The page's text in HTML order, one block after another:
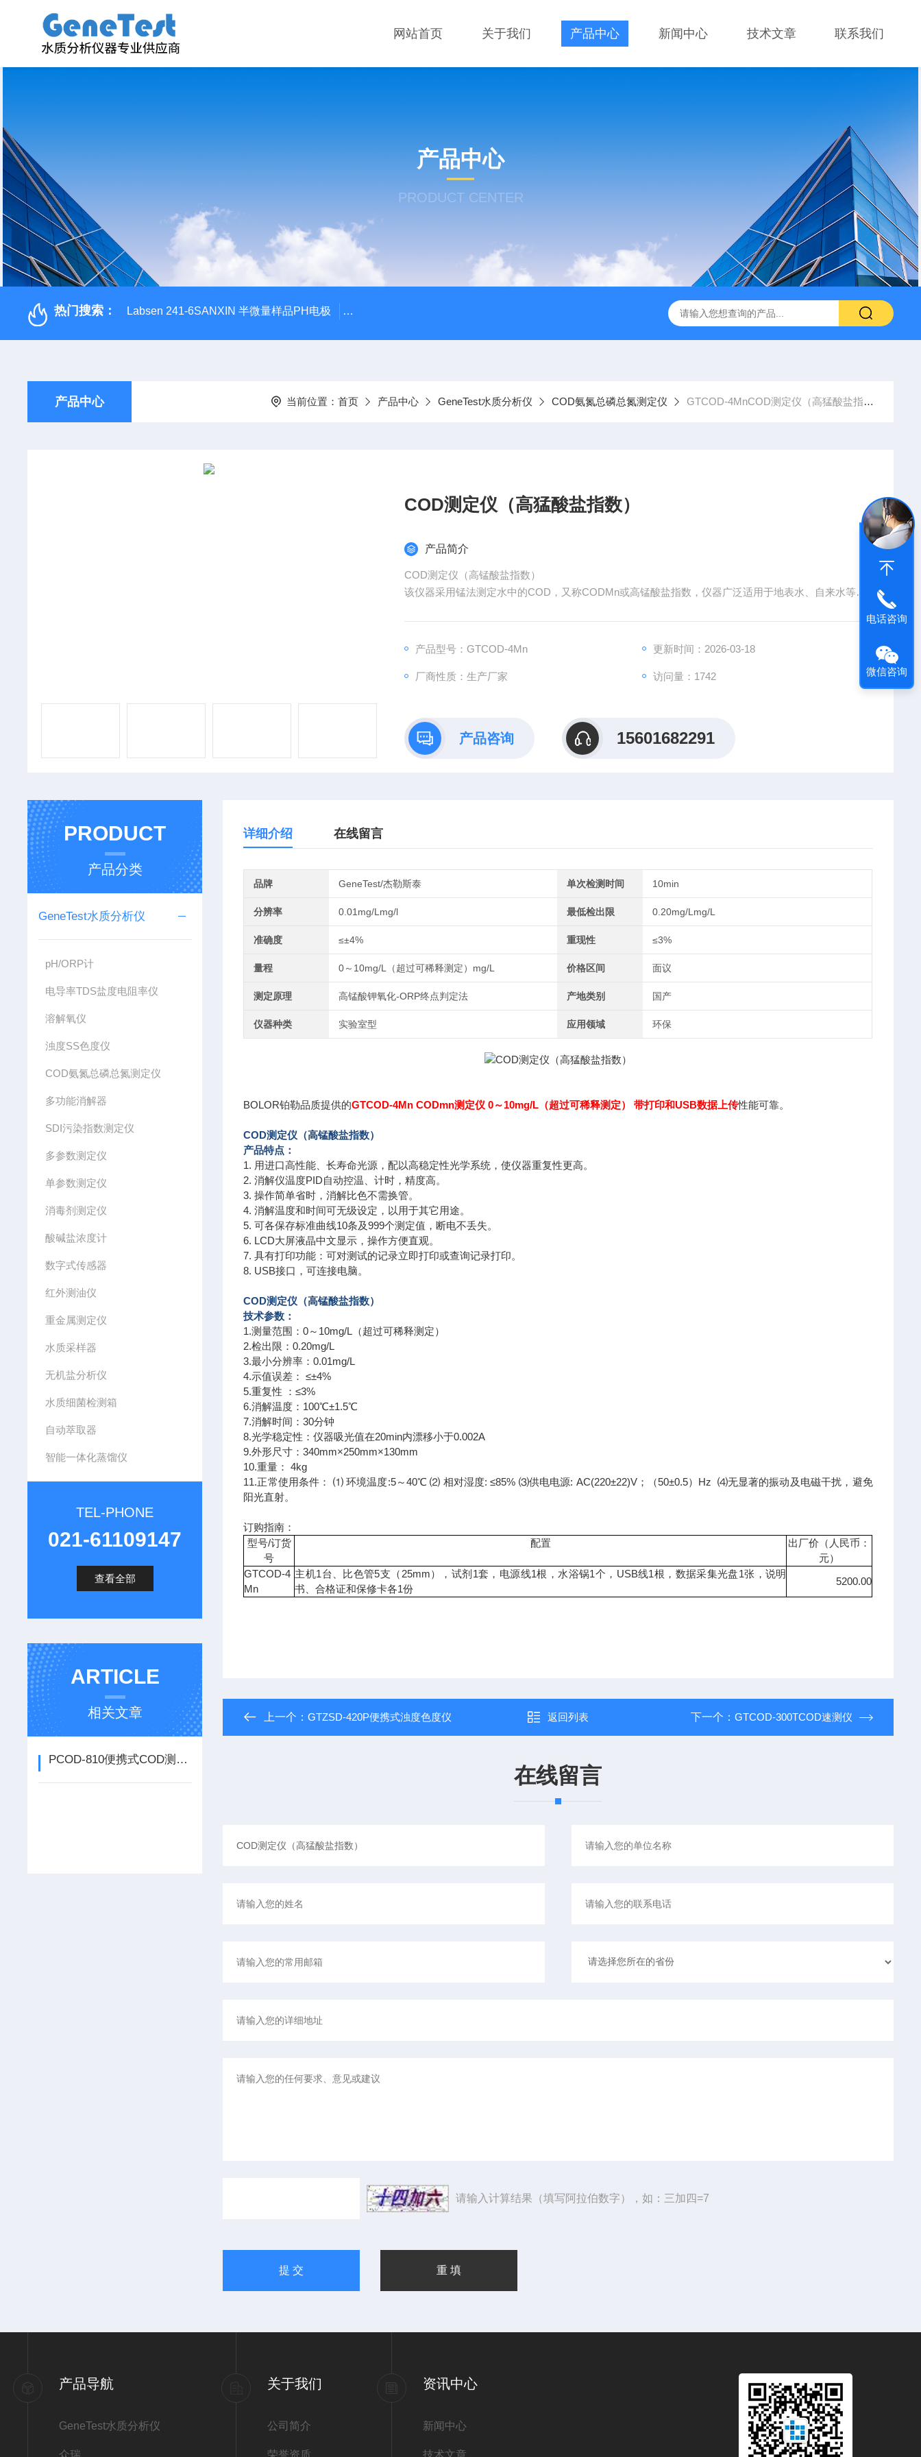
网站首页 关于我们 产品中心 新闻中心 技术文章 联系我们
产品中心
PRODUCT CENTER
热门搜索： Labsen 241-6SANXIN 半微量样品PH电极 SDI-47手动SDI污染指数测定仪，携带方便，轻巧 9385100DR900便携式多参数水质分析仪 GTOX-700便携式
产品中心 当前位置：首页 产品中心 GeneTest水质分析仪 COD氨氮总磷总氮测定仪 GTCOD-4MnCOD测定仪（高猛酸盐指数）
COD测定仪（高猛酸盐指数）
产品简介
COD测定仪（高锰酸盐指数）
该仪器采用锰法测定水中的COD，又称CODMn或高锰酸盐指数，仪器广泛适用于地表水、自来水等低
产品型号：GTCOD-4Mn 更新时间：2026-03-18
厂商性质：生产厂家 访问量：1742
产品咨询 15601682291
PRODUCT
产品分类
GeneTest水质分析仪
pH/ORP计
电导率TDS盐度电阻率仪
溶解氧仪
浊度SS色度仪
COD氨氮总磷总氮测定仪
多功能消解器
SDI污染指数测定仪
多参数测定仪
单参数测定仪
消毒剂测定仪
酸碱盐浓度计
数字式传感器
红外测油仪
重金属测定仪
水质采样器
无机盐分析仪
水质细菌检测箱
自动萃取器
智能一体化蒸馏仪
TEL-PHONE
021-61109147
查看全部
ARTICLE
相关文章
PCOD-810便携式COD测定仪，实现*便携
详细介绍 在线留言
品牌 GeneTest/杰勒斯泰 单次检测时间 10min
分辨率 0.01mg/Lmg/l 最低检出限 0.20mg/Lmg/L
准确度 ≤±4% 重现性 ≤3%
量程 0～10mg/L（超过可稀释测定）mg/L 价格区间 面议
测定原理 高锰酸钾氧化-ORP终点判定法 产地类别 国产
仪器种类 实验室型 应用领域 环保
BOLOR铂勒品质提供的GTCOD-4Mn CODmn测定仪 0～10mg/L（超过可稀释测定） 带打印和USB数据上传性能可靠。
COD测定仪（高锰酸盐指数）
产品特点：
1. 用进口高性能、长寿命光源，配以高稳定性光学系统，使仪器重复性更高。
2. 消解仪温度PID自动控温、计时，精度高。
3. 操作简单省时，消解比色不需换管。
4. 消解温度和时间可无级设定，以用于其它用途。
5. 可各保存标准曲线10条及999个测定值，断电不丢失。
6. LCD大屏液晶中文显示，操作方便直观。
7. 具有打印功能：可对测试的记录立即打印或查询记录打印。
8. USB接口，可连接电脑。
COD测定仪（高锰酸盐指数）
技术参数：
1.测量范围：0～10mg/L（超过可稀释测定）
2.检出限：0.20mg/L
3.最小分辨率：0.01mg/L
4.示值误差： ≤±4%
5.重复性 ：≤3%
6.消解温度：100℃±1.5℃
7.消解时间：30分钟
8.光学稳定性：仪器吸光值在20min内漂移小于0.002A
9.外形尺寸：340mm×250mm×130mm
10.重量： 4kg
11.正常使用条件： ⑴ 环境温度:5～40℃ ⑵ 相对湿度: ≤85% ⑶供电电源: AC(220±22)V；（50±0.5）Hz ⑷无显著的振动及电磁干扰，避免
阳光直射。
订购指南：
型号/订货
号
配置
出厂价（人民币：
元）
GTCOD-4
Mn
主机1台、比色管5支（ 25mm），试剂 1套，电源线1根，水浴锅1个， USB线1根，数据采集光盘1张，说明
书、合格证和保修卡各1份
5200.00
上一个：GTZSD-420P便携式浊度色度仪 返回列表 下一个： GTCOD-300TCOD速测仪
在线留言
请输入计算结果（填写阿拉伯数字），如：三加四=7
产品导航
GeneTest水质分析仪
众瑞
关于我们
公司简介
荣誉资质
资讯中心
新闻中心
技术文章
电话咨询
微信咨询